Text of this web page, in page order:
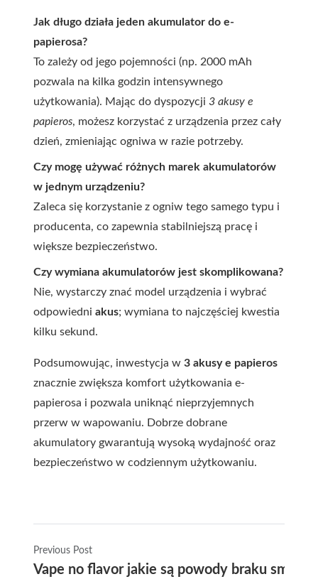
Jak długo działa jeden akumulator do e-
papierosa?
To zależy od jego pojemności (np. 2000 mAh
pozwala na kilka godzin intensywnego
użytkowania). Mając do dyspozycji 3 akusy e
papieros, możesz korzystać z urządzenia przez cały
dzień, zmieniając ogniwa w razie potrzeby.
Czy mogę używać różnych marek akumulatorów
w jednym urządzeniu?
Zaleca się korzystanie z ogniw tego samego typu i
producenta, co zapewnia stabilniejszą pracę i
większe bezpieczeństwo.
Czy wymiana akumulatorów jest skomplikowana?
Nie, wystarczy znać model urządzenia i wybrać
odpowiedni akus; wymiana to najczęściej kwestia
kilku sekund.
Podsumowując, inwestycja w 3 akusy e papieros
znacznie zwiększa komfort użytkowania e-
papierosa i pozwala uniknąć nieprzyjemnych
przerw w wapowaniu. Dobrze dobrane
akumulatory gwarantują wysoką wydajność oraz
bezpieczeństwo w codziennym użytkowaniu.
Previous Post
Vape no flavor jakie są powody braku smaku